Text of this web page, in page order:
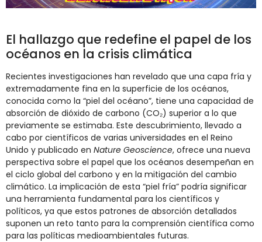
El hallazgo que redefine el papel de los
océanos en la crisis climática
Recientes investigaciones han revelado que una capa fría y
extremadamente fina en la superficie de los océanos,
conocida como la “piel del océano”, tiene una capacidad de
absorción de dióxido de carbono (CO₂) superior a lo que
previamente se estimaba. Este descubrimiento, llevado a
cabo por científicos de varias universidades en el Reino
Unido y publicado en Nature Geoscience, ofrece una nueva
perspectiva sobre el papel que los océanos desempeñan en
el ciclo global del carbono y en la mitigación del cambio
climático. La implicación de esta “piel fría” podría significar
una herramienta fundamental para los científicos y
políticos, ya que estos patrones de absorción detallados
suponen un reto tanto para la comprensión científica como
para las políticas medioambientales futuras.